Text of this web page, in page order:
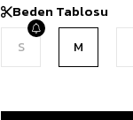
Beden Tablosu
S M